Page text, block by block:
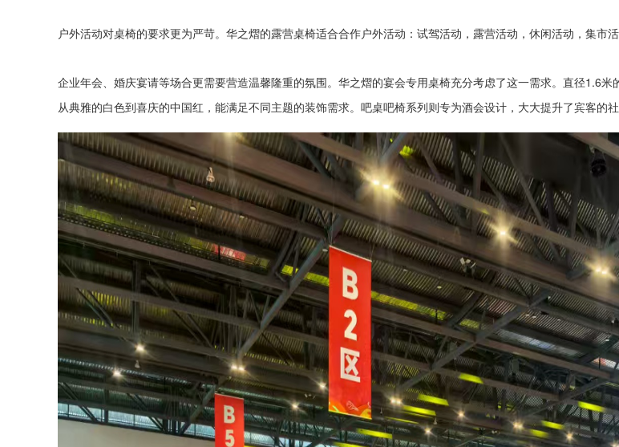
户外活动对桌椅的要求更为严苛。华之熠的露营桌椅适合合作户外活动：试驾活动，露营活动，休闲活动，集市
企业年会、婚庆宴请等场合更需要营造温馨隆重的氛围。华之熠的宴会专用桌椅充分考虑了这一需求。直径1.6米
从典雅的白色到喜庆的中国红，能满足不同主题的装饰需求。吧桌吧椅系列则专为酒会设计， 大大提升了宾客的社